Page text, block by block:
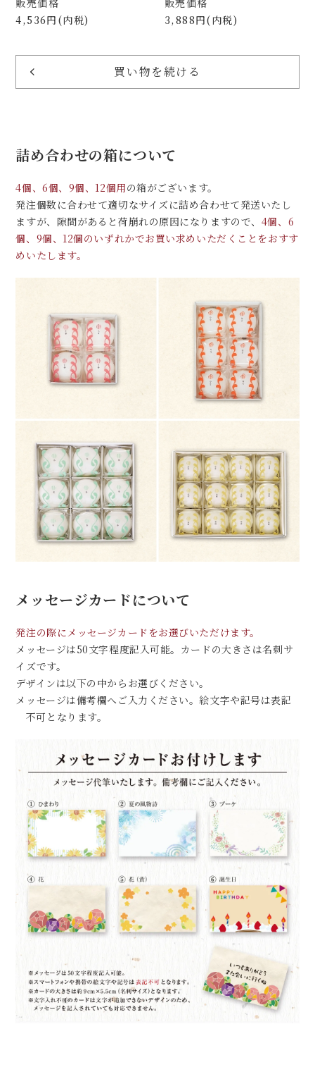
ちり＆ブルーベリーの福
＆マンゴーの福 各3個
4,536円(内税)
ルーツ大福の詰め合わせ
（F3AB3）
3,888円(内税)
買い物を続ける
詰め合わせの箱について
4個、6個、9個、12個用の箱がございます。
発注個数に合わせて適切なサイズに詰め合わせて発送いたし
ますが、隙間があると荷崩れの原因になりますので、 4個、6
個、9個、12個のいずれかでお買い求めいただくことをおすす
めいたします。
メッセージカードについて
発注の際にメッセージカードをお選びいただけます。
メッセージは50文字程度記入可能。カードの大きさは名刺サ
イズです。
デザインは以下の中からお選びください。
メッセージは備考欄へご入力ください。絵文字や記号は表記
不可となります。